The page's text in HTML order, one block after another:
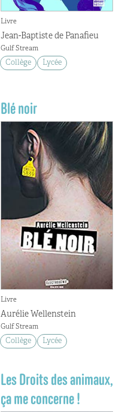
Livre
Jean-Baptiste de Panafieu
Gulf Stream
Collège Lycée
Blé noir
Livre
Aurélie Wellenstein
Gulf Stream
Collège Lycée
Les Droits des animaux,
ça me concerne !